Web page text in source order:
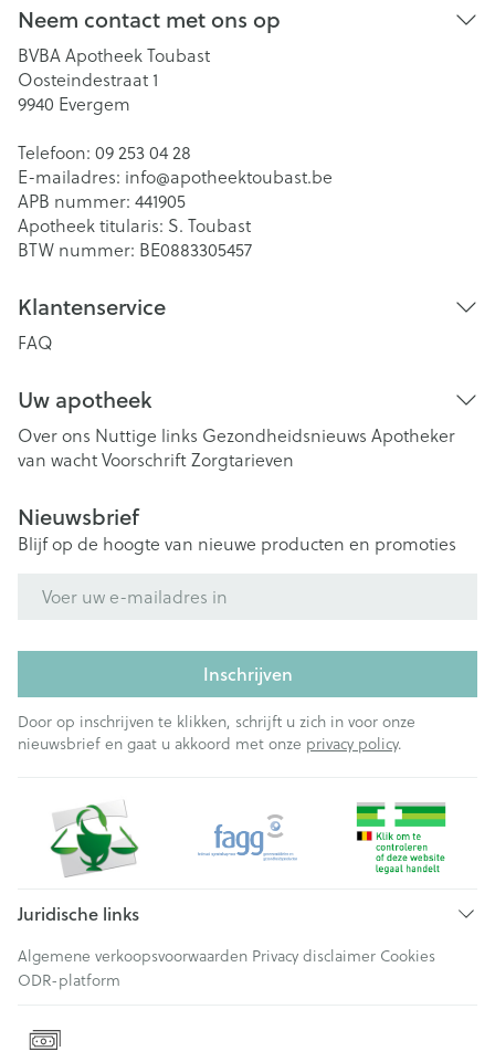
Neem contact met ons op
BVBA Apotheek Toubast
Oosteindestraat 1
9940 Evergem
Telefoon: 09 253 04 28
E-mailadres: info@apotheektoubast.be
APB nummer: 441905
Apotheek titularis: S. Toubast
BTW nummer: BE0883305457
Klantenservice
FAQ
Uw apotheek
Over ons Nuttige links Gezondheidsnieuws Apotheker
van wachtVoorschriftZorgtarieven
Nieuwsbrief
Blijf op de hoogte van nieuwe producten en promoties
Inschrijven
Door op inschrijven te klikken, schrijft u zich in voor onze
nieuwsbrief en gaat u akkoord met onze privacy policy.
Juridische links
Algemene verkoopsvoorwaarden Privacy disclaimer Cookies
ODR-platform